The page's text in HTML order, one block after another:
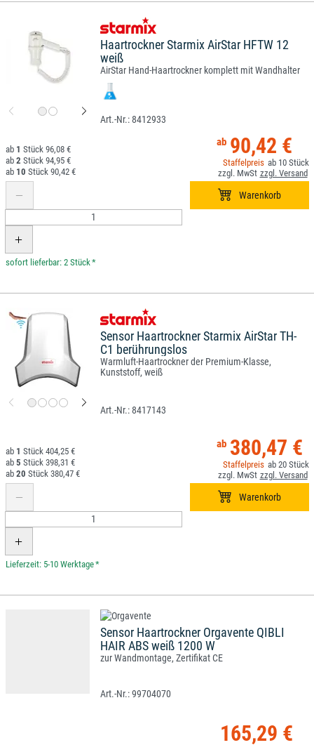
Haartrockner Starmix AirStar HFTW 12
weiß
AirStar Hand-Haartrockner komplett mit Wandhalter
8412933
90,42 €
10
1
96,08 €
2
94,95 €
10
90,42 €
*
Sensor Haartrockner Starmix AirStar TH-
C1 berührungslos
Warmluft-Haartrockner der Premium-Klasse,
Kunststoff, weiß
8417143
380,47 €
20
1
404,25 €
5
398,31 €
20
380,47 €
*
Sensor Haartrockner Orgavente QIBLI
HAIR ABS weiß 1200 W
zur Wandmontage, Zertifikat CE
99704070
165,29 €